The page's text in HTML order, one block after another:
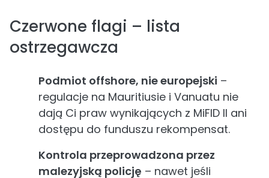
Czerwone flagi – lista
ostrzegawcza
Podmiot offshore, nie europejski –
regulacje na Mauritiusie i Vanuatu nie
dają Ci praw wynikających z MiFID II ani
dostępu do funduszu rekompensat.
Kontrola przeprowadzona przez
malezyjską policję – nawet jeśli